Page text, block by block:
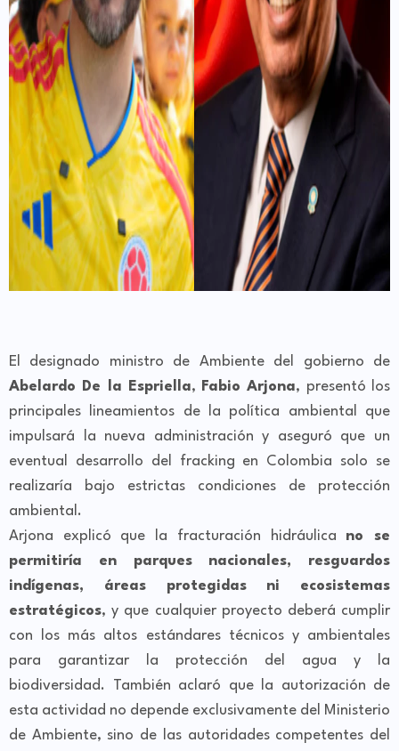
El designado ministro de Ambiente del gobierno de
Abelardo De la Espriella, Fabio Arjona, presentó los
principales lineamientos de la política ambiental que
impulsará la nueva administración y aseguró que un
eventual desarrollo del fracking en Colombia solo se
realizaría bajo estrictas condiciones de protección
ambiental.
Arjona explicó que la fracturación hidráulica no se
permitiría en parques nacionales, resguardos
indígenas, áreas protegidas ni ecosistemas
estratégicos, y que cualquier proyecto deberá cumplir
con los más altos estándares técnicos y ambientales
para garantizar la protección del agua y la
biodiversidad. También aclaró que la autorización de
esta actividad no depende exclusivamente del Ministerio
de Ambiente, sino de las autoridades competentes del